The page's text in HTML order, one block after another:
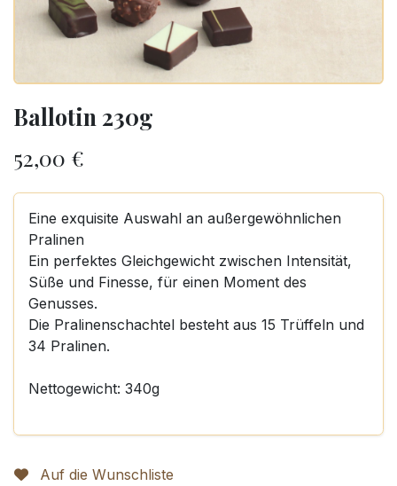
Ballotin 230g
52,00 €
Eine exquisite Auswahl an außergewöhnlichen
Pralinen
Ein perfektes Gleichgewicht zwischen Intensität,
Süße und Finesse, für einen Moment des
Genusses.
Die Pralinenschachtel besteht aus 15 Trüffeln und
34 Pralinen.
Nettogewicht: 340g
Auf die Wunschliste